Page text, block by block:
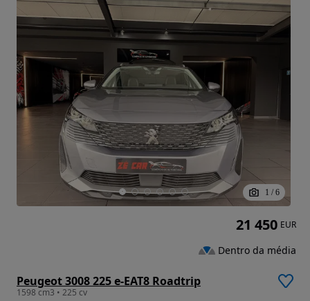
1 / 6
Peugeot 3008 225 e-EAT8 Roadtrip
1598 cm3 • 225 cv
21 450 EUR
Dentro da média